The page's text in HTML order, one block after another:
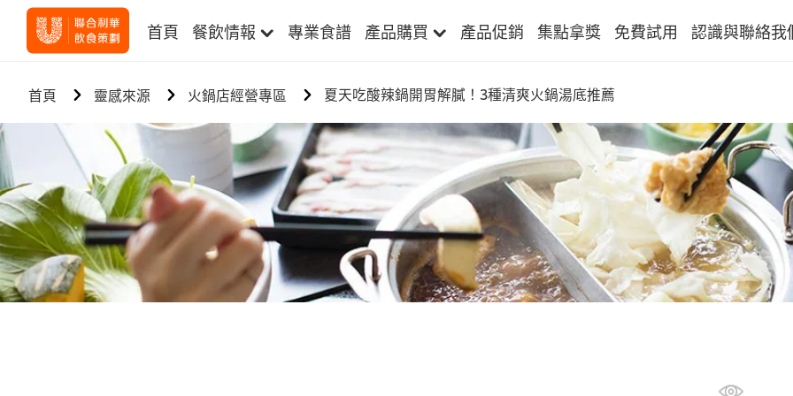
首頁 餐飲情報 專業食譜 產品購買 產品促銷 集點拿獎 免費試用 認識與聯絡我
首頁 靈感來源 火鍋店經營專區 夏天吃酸辣鍋開胃解膩！3種清爽火鍋湯底推薦